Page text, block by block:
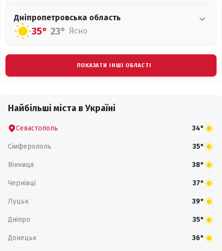
Дніпропетровська область
35° 23° Ясно
ПОКАЗАТИ ІНШІ ОБЛАСТІ
Найбільші міста в Україні
Севастополь 34°
Сімферополь 35°
Вінниця 38°
Чернівці 37°
Луцьк 39°
Дніпро 35°
Донецьк 36°